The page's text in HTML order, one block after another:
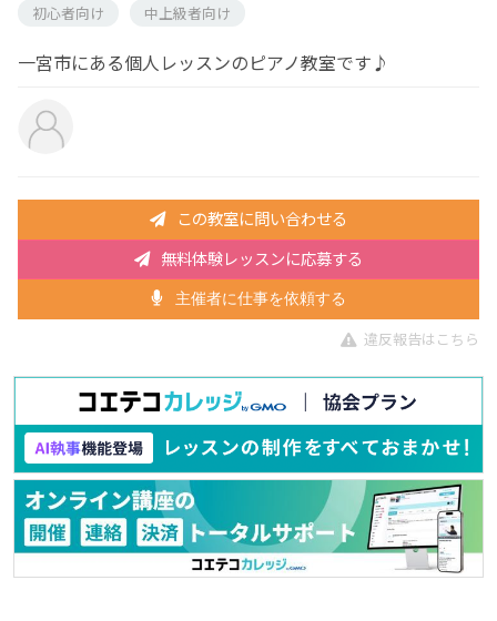
初心者向け
中上級者向け
一宮市にある個人レッスンのピアノ教室です♪
この教室に問い合わせる
無料体験レッスンに応募する
主催者に仕事を依頼する
違反報告はこちら